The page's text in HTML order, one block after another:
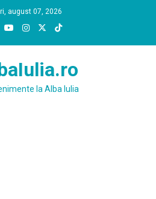
august 07, 2026
la Alba Iulia